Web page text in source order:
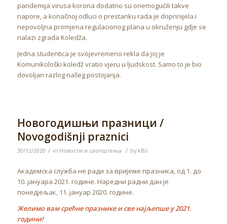
pandemija virusa korona dodatno su onemogućili takve
napore, a konačnoj odluci o prestanku rada je doprinijela i
nepovoljna promjena regulacionog plana u okruženju gdje se
nalazi zgrada Koledža.
Jedna studentica je svojevremeno rekla da joj je
Komunikološki koledž vratio vjeru u ljudskost. Samo to je bio
dovoljan razlog našeg postojanja.
Новогодишњи празници /
Novogodišnji praznici
30/12/2020 / in Новости и саопштења / by kfbl
Академска служба не ради за вријеме празника, од 1. до
10. јануара 2021. године. Наредни радни дан је
понедјељак, 11. јануар 2020. године.
Желимо вам срећне празнике и све најљепше у 2021.
години!